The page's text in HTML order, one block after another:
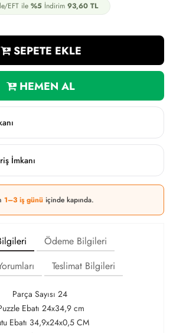
EFT ile %5İndirim 93,60TL
SEPETE EKLE
HEMEN AL
İmkanı
1–3 iş günü içinde kapında.
Ödeme Bilgileri
Teslimat Bilgileri
Parça Sayısı 24
Ebatı 24x34,9 cm
Ebatı 34,9x24x0,5 CM